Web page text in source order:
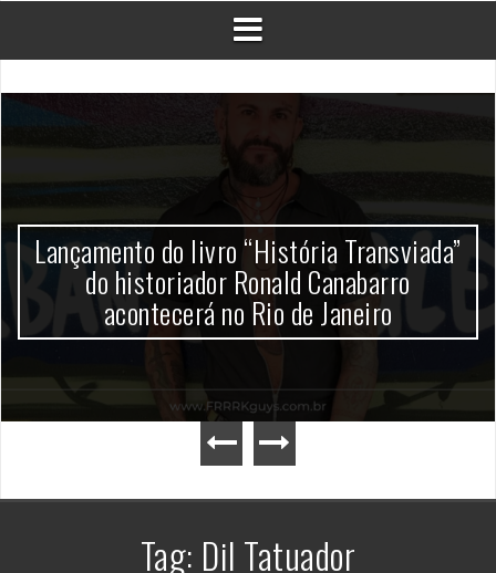
Lançamento do livro “História Transviada”
do historiador Ronald Canabarro
acontecerá no Rio de Janeiro
Tag: Dil Tatuador